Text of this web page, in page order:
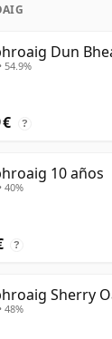
Dun
54.9%
€ ?
10 años
40%
?
Sherry
48%